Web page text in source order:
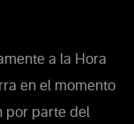
a la Hora
en el momento
por parte del